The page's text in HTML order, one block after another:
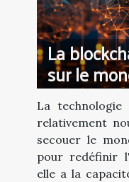
La
sur le
La technologie
relativement
secouer le
pour redéfinir
elle a la